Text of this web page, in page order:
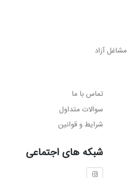
آزاد
تماس با ما
سوالات متداول
شرایط و قوانین
شبکه های اجتماعی